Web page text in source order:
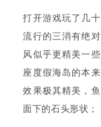
打开游戏玩了几
流行的三消有绝
风似乎更精美一
座度假海岛的本
效果极其精美，
面下的石头形状；